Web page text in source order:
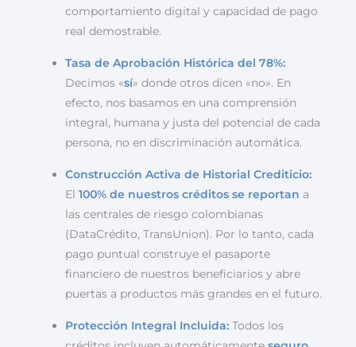
comportamiento digital y capacidad de pago
real demostrable.
Tasa de Aprobación Histórica del 78%:
Decimos «sí» donde otros dicen «no». En
efecto, nos basamos en una comprensión
integral, humana y justa del potencial de cada
persona, no en discriminación automática.
Construcción Activa de Historial Crediticio:
El 100% de nuestros créditos se reportan a
las centrales de riesgo colombianas
(DataCrédito, TransUnion). Por lo tanto, cada
pago puntual construye el pasaporte
financiero de nuestros beneficiarios y abre
puertas a productos más grandes en el futuro.
Protección Integral Incluida:Todos los